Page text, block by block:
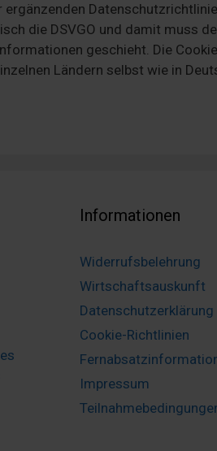
die DSVGO und damit muss
geschieht. Die
Ländern selbst wie in
Informationen
Widerrufsbelehrung
Wirtschaftsauskunft
Datenschutzerklärung
Cookie-Richtlinien
Impressum